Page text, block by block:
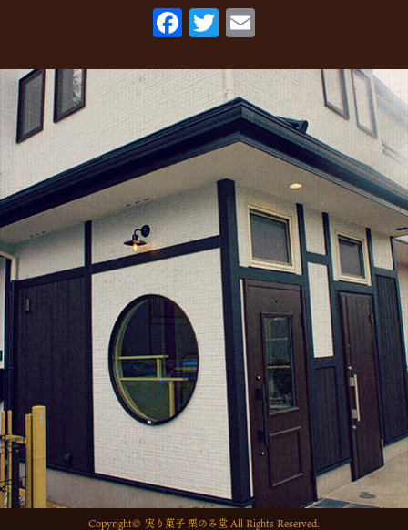
2022年5月
(2)
2022年1月(2)
2021年10月(1)
2021年9月
2021年8月 (1)
2021年6月
(1)
2021年5月
(1)
2021年4月 (1)
2021年2月(2)
2021年1月(2)
2020年12月(5)
2020年11月(2)
2020年10月(1)
2020年9月(1)
2020年7月(1)
F
ac
eb
o
o
k
T
w
itt
er
ai
l
Copyright© 実り菓子 栗のみ堂 All Rights Reserved.